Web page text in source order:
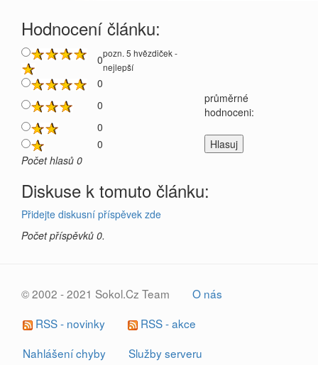
Hodnocení článku:
0pozn. 5 hvězdiček -
nejlepší
0
0
průměrné
hodnoceni:
0
0
Počet hlasů 0
Diskuse k tomuto článku:
Přidejte diskusní příspěvek zde
Počet příspěvků 0.
© 2002 - 2021 Sokol.Cz Team
O nás
RSS - novinky
RSS - akce
Nahlášení chyby
Služby serveru